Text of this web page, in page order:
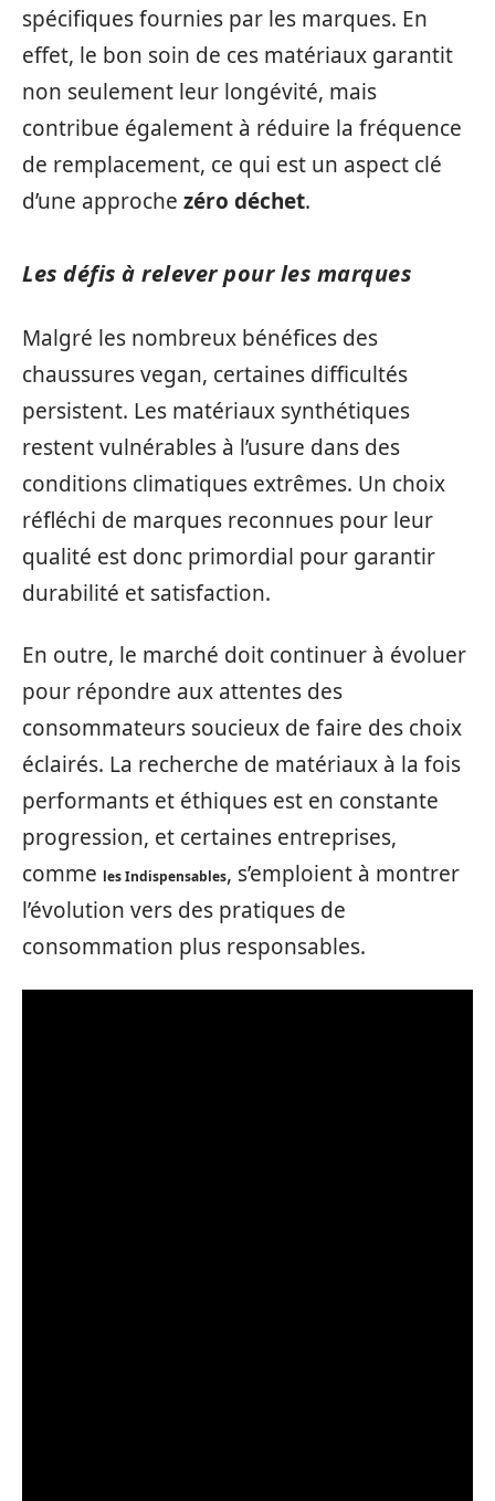
spécifiques fournies par les marques. En
effet, le bon soin de ces matériaux garantit
non seulement leur longévité, mais
contribue également à réduire la fréquence
de remplacement, ce qui est un aspect clé
d’une approche zéro déchet.
Les défis à relever pour les marques
Malgré les nombreux bénéfices des
chaussures vegan, certaines difficultés
persistent. Les matériaux synthétiques
restent vulnérables à l’usure dans des
conditions climatiques extrêmes. Un choix
réfléchi de marques reconnues pour leur
qualité est donc primordial pour garantir
durabilité et satisfaction.
En outre, le marché doit continuer à évoluer
pour répondre aux attentes des
consommateurs soucieux de faire des choix
éclairés. La recherche de matériaux à la fois
performants et éthiques est en constante
progression, et certaines entreprises,
comme les Indispensables, s’emploient à montrer
l’évolution vers des pratiques de
consommation plus responsables.